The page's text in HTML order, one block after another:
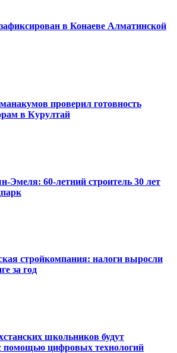
в Конаеве Алматинской
проверил готовность
в Курултай
Эмеля: 60-летний строитель 30 лет
стройкомпания: налоги выросли
за год
школьников будут
помощью цифровых технологий